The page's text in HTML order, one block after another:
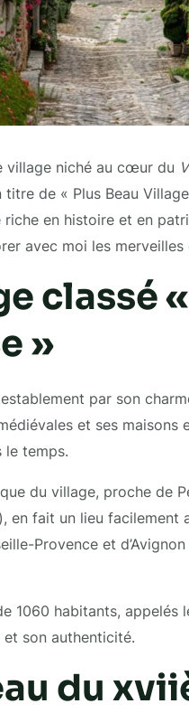
village niché au cœur du
de « Plus Beau
riche en histoire et en
avec moi les merveilles
classé
»
par son
et ses
le temps.
du village, proche de
en fait un lieu facilement
Provence et
1060 habitants, appelés
son authenticité.
du